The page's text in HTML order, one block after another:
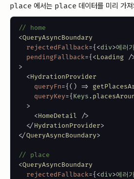
place 에서는 place 데이터를 미리 가
// home
<QueryAsyncBoundary
rejectedFallback={<div>에러
pendingFallback={<Loading /
>
<HydrationProvider
queryFn={( ) =>
queryKey={Keys .
>
<HomeDetail
/>
</HydrationProvider>
</QueryAsyncBoundary>
// place
<QueryAsyncBoundary
rejectedFallback={<div>에러